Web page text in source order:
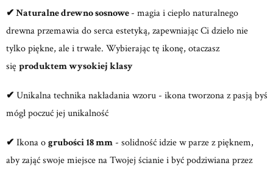
✔ Naturalne drewno sosnowe- magia i ciepło naturalnego
drewna przemawia do serca estetyką, zapewniając Ci dzieło nie
tylko piękne, ale i trwałe. Wybierając tę ikonę, otaczasz
się produktem wysokiej klasy
✔ Unikalna technika nakładania wzoru - ikona tworzona z pasją byś
mógł poczuć jej unikalność
✔ Ikona ogrubości 18 mm- solidność idzie w parze z pięknem,
aby zająć swoje miejsce na Twojej ścianie i być podziwiana przez